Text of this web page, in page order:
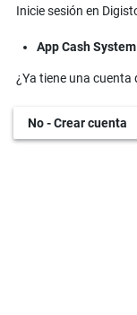
Inicie sesión en
App Cash System
¿Ya tiene una cuenta
No - Crear cuenta